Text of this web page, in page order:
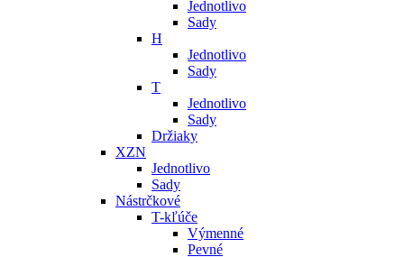
Jednotlivo
Sady
H
Jednotlivo
Sady
T
Jednotlivo
Sady
Držiaky
XZN
Jednotlivo
Sady
Nástrčkové
T-kľúče
Výmenné
Pevné